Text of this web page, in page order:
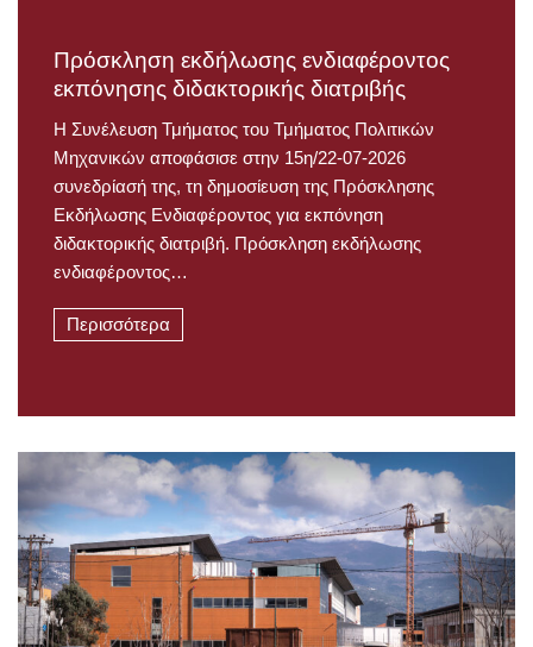
Πρόσκληση εκδήλωσης ενδιαφέροντος
εκπόνησης διδακτορικής διατριβής
Η Συνέλευση Τμήματος του Τμήματος Πολιτικών
Μηχανικών αποφάσισε στην 15η/22-07-2026
συνεδρίασή της, τη δημοσίευση της Πρόσκλησης
Εκδήλωσης Ενδιαφέροντος για εκπόνηση
διδακτορικής διατριβή. Πρόσκληση εκδήλωσης
ενδιαφέροντος…
Περισσότερα